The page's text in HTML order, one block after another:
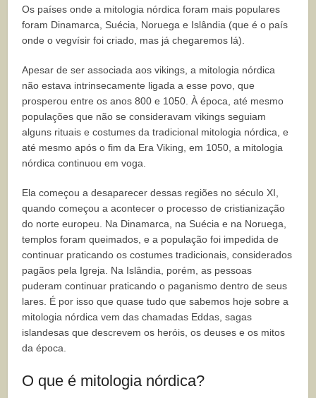
Os países onde a mitologia nórdica foram mais populares
foram Dinamarca, Suécia, Noruega e Islândia (que é o país
onde o vegvísir foi criado, mas já chegaremos lá).
Apesar de ser associada aos vikings, a mitologia nórdica
não estava intrinsecamente ligada a esse povo, que
prosperou entre os anos 800 e 1050. À época, até mesmo
populações que não se consideravam vikings seguiam
alguns rituais e costumes da tradicional mitologia nórdica, e
até mesmo após o fim da Era Viking, em 1050, a mitologia
nórdica continuou em voga.
Ela começou a desaparecer dessas regiões no século XI,
quando começou a acontecer o processo de cristianização
do norte europeu. Na Dinamarca, na Suécia e na Noruega,
templos foram queimados, e a população foi impedida de
continuar praticando os costumes tradicionais, considerados
pagãos pela Igreja. Na Islândia, porém, as pessoas
puderam continuar praticando o paganismo dentro de seus
lares. É por isso que quase tudo que sabemos hoje sobre a
mitologia nórdica vem das chamadas Eddas, sagas
islandesas que descrevem os heróis, os deuses e os mitos
da época.
O que é mitologia nórdica?